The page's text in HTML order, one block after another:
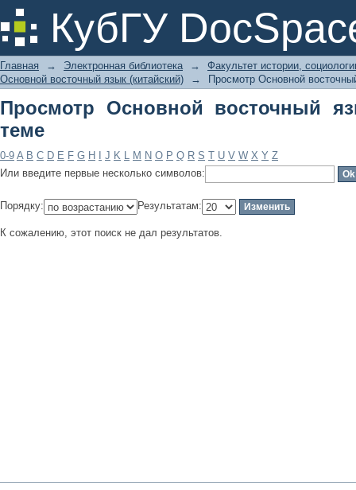
КубГУ
Просмотр Основной восточный
Главная → Электронная библиотека →
Факультет истории,
Основной восточный язык (китайский)
→ Просмотр Основной
Просмотр Основной восточный
теме
0-9 A B C D E F G H J K L M N O P Q R S T U V W X Y Z
Или введите первые несколько символов:
Порядку: Результатам:
К сожалению, этот поиск не дал результатов.